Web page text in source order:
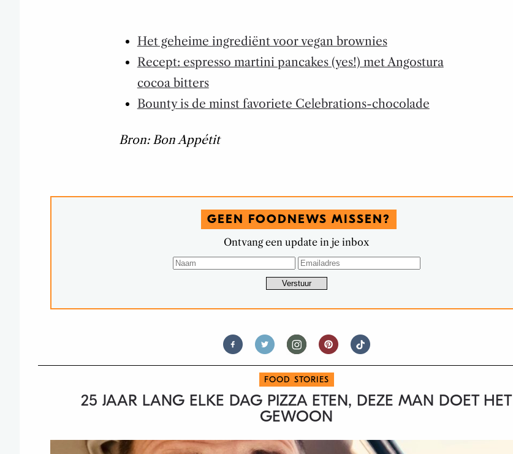
Het geheime ingrediënt voor vegan brownies
Recept: espresso martini pancakes (yes!) met Angostura
cocoa bitters
Bounty is de minst favoriete Celebrations-chocolade
Bron: Bon Appétit
GEEN FOODNEWS MISSEN?
Ontvang een update in je inbox
FOOD STORIES
25 JAAR LANG ELKE DAG PIZZA ETEN, DEZE MAN DOET HET
GEWOON